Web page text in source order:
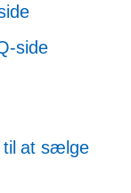
side
til at sælge